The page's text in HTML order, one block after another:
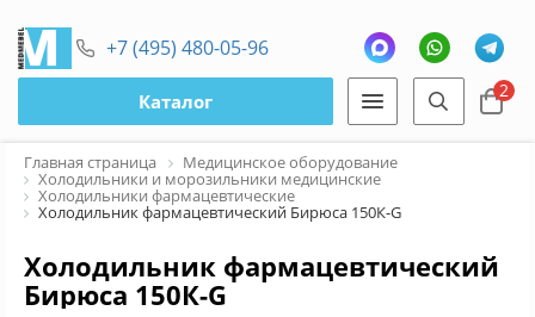
+7 (495) 480-05-96
Каталог 2
Главная страница Медицинское оборудование
Холодильники и морозильники медицинские
Холодильники фармацевтические
Холодильник фармацевтический Бирюса 150К-G
Холодильник фармацевтический
Бирюса 150К-G